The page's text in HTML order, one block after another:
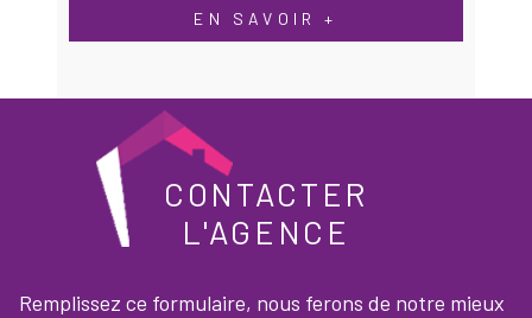
EN SAVOIR +
CONTACTER
L'AGENCE
Remplissez ce formulaire, nous ferons de notre mieux